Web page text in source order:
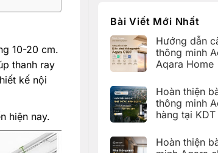
10-20 cm.
thanh ray
kế nội
hiện nay.
Bài Viết Mới Nhất
Hướng dẫn
thông minh
Aqara Home
bình
luận
ở
Hướng
đặt
Giàn
Hoàn thiện
thông minh
hàng tại
bình
luận
Hoàn thiện